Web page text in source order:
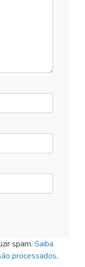
spam. Saiba
processados.